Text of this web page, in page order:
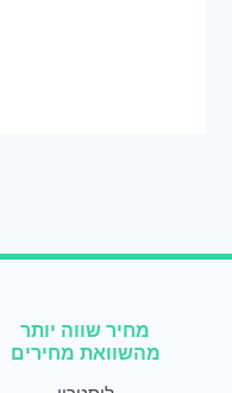
מחיר שווה יותר
מהשוואת מחירים